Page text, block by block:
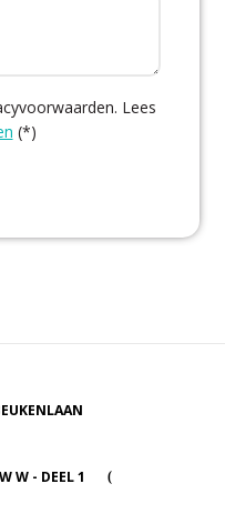
Lees
(*)
W - DEEL 1